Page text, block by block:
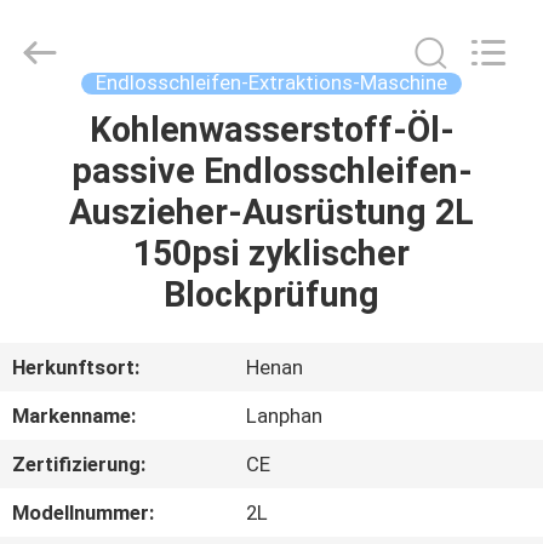
PRODUKTE
ÜBER
UNS
FABRIK-
AUSFLUG
Co.,Ltd.
Endlosschleifen-Extraktions-Maschine
Kohlenwasserstoff-Öl-
passive Endlosschleifen-
Auszieher-Ausrüstung 2L
150psi zyklischer
Blockprüfung
Herkunftsort:
Henan
Markenname:
Lanphan
Zertifizierung:
CE
Modellnummer:
2L